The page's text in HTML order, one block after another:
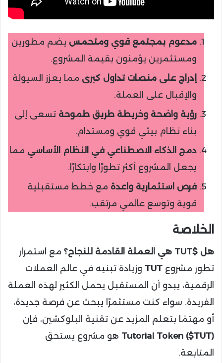
مدعوم بمجتمع قوي ومتحمس يضم مطورين
ومستثمرين يؤمنون بقيمة المشروع.
إدراج على منصات تداول كبرى مما يعزز السيولة
والإقبال على العملة.
رؤية واضحة وخريطة طريق طموحة تسعى إلى
بناء نظام بيئي قوي ومستدام.
دمج الذكاء الاصطناعي في النظام الأساسي مما
يجعل المشروع أكثر تطورًا وابتكارًا.
فرص استثمارية واعدة مع خطط مستقبلية
قوية وتوسع عالمي مرتقب.
الخلاصة
هل $TUT هي العملة القادمة للنجاح؟
مع استمرار
تطور مشروع TUT وزيادة تبنيه في عالم العملات
الرقمية، يبدو أن المستقبل يحمل الكثير لهذه العملة
الفريدة. سواء كنت مستثمرًا يبحث عن فرصة جديدة،
أو مهتمًا بتعلم المزيد عن تقنية البلوكشين، فإن
Tutorial Token ($TUT) هو مشروع يستحق
المتابعة.